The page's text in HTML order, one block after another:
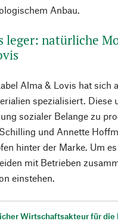
Anbau.
leger: natürliche
Alma & Lovis hat sich
spezialisiert. Diese
sozialer Belange zu
und Annette
hinter der Marke. Um
mit Betrieben
einstehen.
Wirtschaftsakteur für die